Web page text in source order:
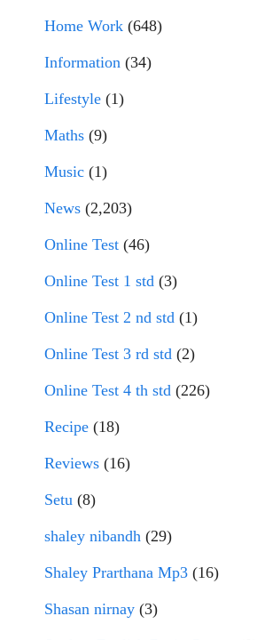
Home Work (648)
Information (34)
Lifestyle (1)
Maths (9)
Music (1)
News (2,203)
Online Test (46)
Online Test 1 std (3)
Online Test 2 nd std (1)
Online Test 3 rd std (2)
Online Test 4 th std (226)
Recipe (18)
Reviews (16)
Setu (8)
shaley nibandh (29)
Shaley Prarthana Mp3 (16)
Shasan nirnay (3)